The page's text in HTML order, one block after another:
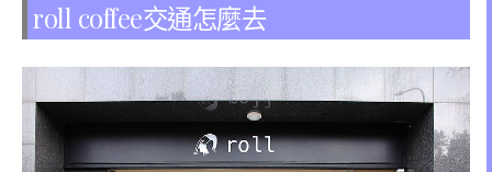
roll coffee交通怎麼去